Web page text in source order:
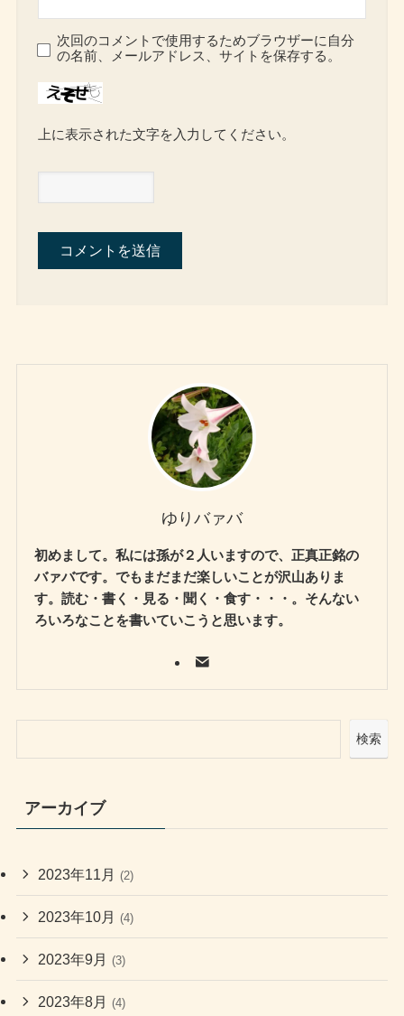
次回のコメントで使用するためブラウザーに自分
の名前、メールアドレス、サイトを保存する。
上に表示された文字を入力してください。
ゆりバァバ
初めまして。私には孫が２人いますので、正真正銘の
バァバです。でもまだまだ楽しいことが沢山ありま
す。読む・書く・見る・聞く・食す・・・。そんない
ろいろなことを書いていこうと思います。
検索
アーカイブ
2023年11月 (2)
2023年10月 (4)
2023年9月 (3)
2023年8月 (4)